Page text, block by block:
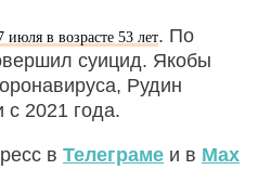
июля в возрасте 53 лет. По
суицид. Якобы
Рудин
с 2021 года.
в Телеграме и в Max